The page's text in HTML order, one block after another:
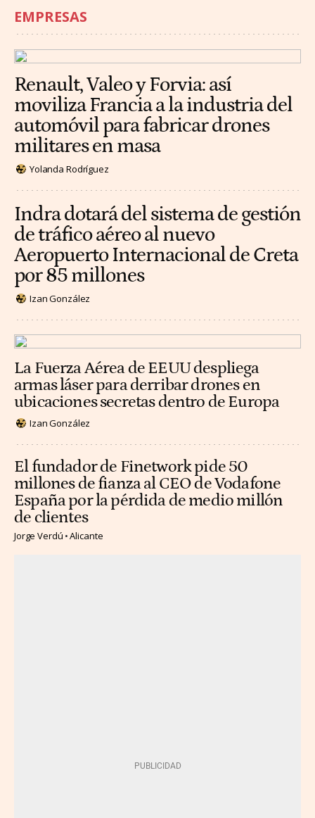
EMPRESAS
Renault, Valeo y Forvia: así
moviliza Francia a la industria del
automóvil para fabricar drones
militares en masa
Yolanda Rodríguez
Indra dotará del sistema de gestión
de tráfico aéreo al nuevo
Aeropuerto Internacional de Creta
por 85 millones
Izan González
La Fuerza Aérea de EEUU despliega
armas láser para derribar drones en
ubicaciones secretas dentro de Europa
Izan González
El fundador de Finetwork pide 50
millones de fianza al CEO de Vodafone
España por la pérdida de medio millón
de clientes
Jorge Verdú Alicante